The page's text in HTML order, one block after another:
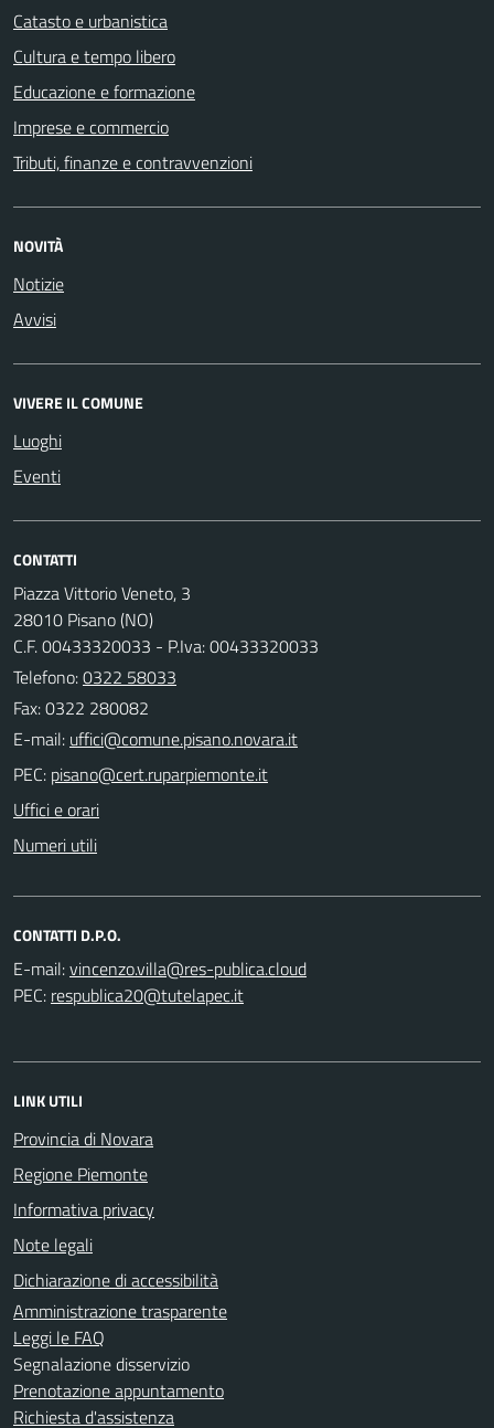
Catasto e urbanistica
Cultura e tempo libero
Educazione e formazione
Imprese e commercio
Tributi, finanze e contravvenzioni
NOVITÀ
Notizie
Avvisi
VIVERE IL COMUNE
Luoghi
Eventi
CONTATTI
Piazza Vittorio Veneto, 3
28010 Pisano (NO)
C.F. 00433320033 - P.Iva: 00433320033
Telefono:0322 58033
Fax: 0322 280082
E-mail:
PEC:
Uffici e orari
Numeri utili
CONTATTI D.P.O.
E-mail:
PEC:
LINK UTILI
Provincia di Novara
Regione Piemonte
Informativa privacy
Note legali
Dichiarazione di accessibilità
Amministrazione trasparente
Leggi le FAQ
Segnalazione disservizio
Prenotazione appuntamento
Richiesta d'assistenza